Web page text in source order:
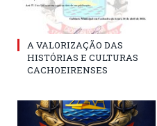
A VALORIZAÇÃO DAS
HISTÓRIAS E CULTURAS
CACHOEIRENSES